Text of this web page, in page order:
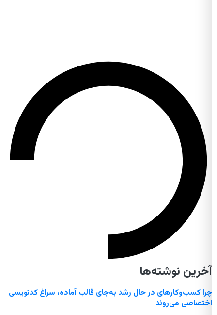
آخرین نوشته‌ها
چرا کسب‌وکارهای در حال رشد به‌جای قالب آماده، سراغ کدنویسی
اختصاصی می‌روند